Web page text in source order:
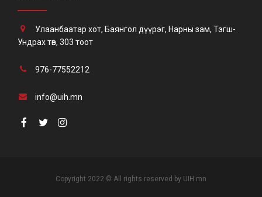
Улаанбаатар хот, Баянгол дүүрэг, Нарны зам, Тэгш-
Ундрах төв, 303 тоот
976-77552212
info@uih.mn
Copyright 2022 © All rights reserved by UIH.mn